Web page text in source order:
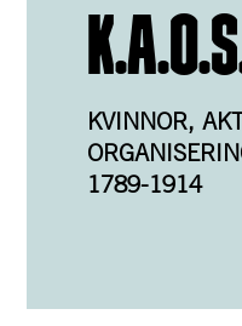
KVINNOR,
1789-1914